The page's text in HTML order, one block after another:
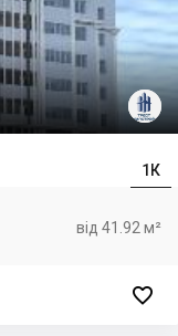
1К
від 41.92 м²
